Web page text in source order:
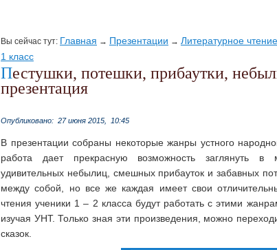
Вы сейчас тут: Главная → Презентации → Литературное чтение
1 класс
Пестушки, потешки, прибаутки, небылицы –
презентация
Опубликовано: 27 июня 2015, 10:45
В презентации собраны некоторые жанры устного
работа дает прекрасную возможность заглянуть в
удивительных небылиц, смешных прибауток и забавных
между собой, но все же каждая имеет свои
чтения ученики 1 – 2 класса будут работать с этими
изучая УНТ. Только зная эти произведения, можно
сказок.